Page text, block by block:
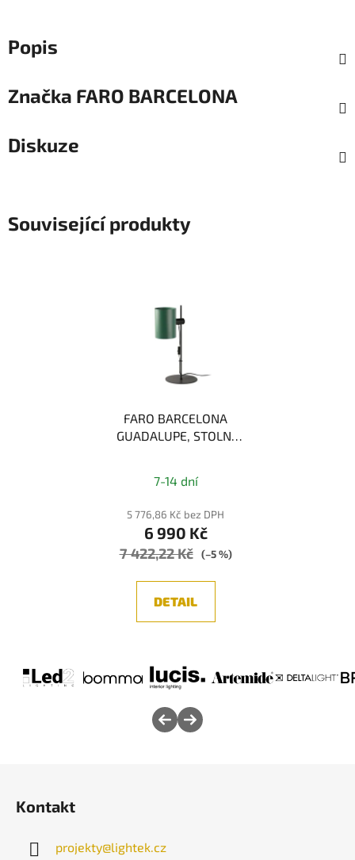
Popis
Značka FARO BARCELONA
Diskuze
Související produkty
FARO BARCELONA
GUADALUPE, STOLNÍ
7-14 dní
5 776,86 Kč bez DPH
6 990 Kč
7 422,22 Kč (–5 %)
DETAIL
Kontakt
projekty@lightek.cz